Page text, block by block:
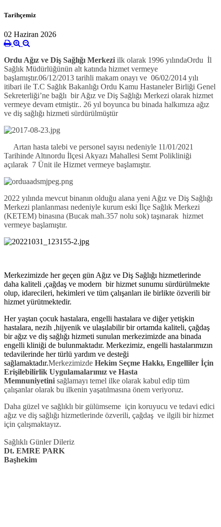
Tarihçemiz
02 Haziran 2026
Ordu Ağız ve Diş Sağlığı Merkezi ilk olarak 1996 yılındaOrdu İl
Sağlık Müdürlüğünün alt katında hizmet vermeye
başlamıştır.06/12/2013 tarihli makam onayı ve 06/02/2014 yılı
itibari ile T.C Sağlık Bakanlığı Ordu Kamu Hastaneler Birliği Genel
Sekreterliği’ne bağlı bir Ağız ve Diş Sağlığı Merkezi olarak hizmet
vermeye devam etmiştir.. 26 yıl boyunca bu binada halkımıza ağız
ve diş sağlığı hizmeti sürdürülmüştür
Artan hasta talebi ve personel sayısı nedeniyle 11/01/2021
Tarihinde Altınordu İlçesi Akyazı Mahallesi Semt Polikliniği
açılarak 7 Ünit ile Hizmet vermeye başlamıştır.
2022 yılında mevcut binanın olduğu alana yeni Ağız ve Diş Sağlığı
Merkezi planlanması nedeniyle kurum eski İlçe Sağlık Merkezi
(KETEM) binasına (Bucak mah.357 nolu sok) taşınarak hizmet
vermeye başlamıştır.
Merkezimizde her geçen gün Ağız ve Diş Sağlığı hizmetlerinde
daha kaliteli ,çağdaş ve modern bir hizmet sunumu sürdürülmekte
olup, idarecileri, hekimleri ve tüm çalışanları ile birlikte özverili bir
hizmet yürütmektedir.
Her yaştan çocuk hastalara, engelli hastalara ve diğer yetişkin
hastalara, nezih ,hijyenik ve ulaşılabilir bir ortamda kaliteli, çağdaş
bir ağız ve diş sağlığı hizmeti sunulan merkezimizde ana binada
engelli kliniği de bulunmaktadır. Merkezimiz, engelli hastalarımızın
tedavilerinde her türlü yardım ve desteği
sağlamaktadır.Merkezimizde Hekim Seçme Hakkı, Engelliler İçin
Erişilebilirlik Uygulamalarımız ve Hasta
Memnuniyetini sağlamayı temel ilke olarak kabul edip tüm
çalışanlar olarak bu ilkenin yaşatılmasına önem veriyoruz.
Daha güzel ve sağlıklı bir gülümseme için koruyucu ve tedavi edici
ağız ve diş sağlığı hizmetlerinde özverili, çağdaş ve ilgili bir hizmet
için çalışmaktayız.
Sağlıklı Günler Dileriz
Dt. EMRE PARK
Başhekim